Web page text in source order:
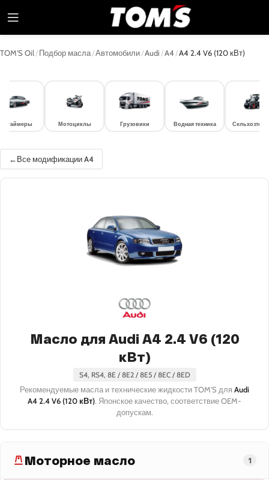
TOM'S Oil /Подбор масла/Автомобили/Audi /A4 /A4 2.4 V6 (120 кВт)
Мотоциклы Грузовики Водная техника
Все модификации A4
Масло для Audi A4 2.4 V6 (120
кВт)
S4, RS4, 8E / 8E2 / 8E5 / 8EC / 8ED
Рекомендуемые масла и технические жидкости TOM'S для Audi
A4 2.4 V6 (120 кВт). Японское качество, соответствие OEM-
допускам.
Моторное масло 1